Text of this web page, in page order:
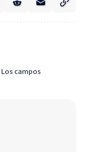
Los campos